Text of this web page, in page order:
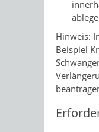
Hinweis:
Beispiel